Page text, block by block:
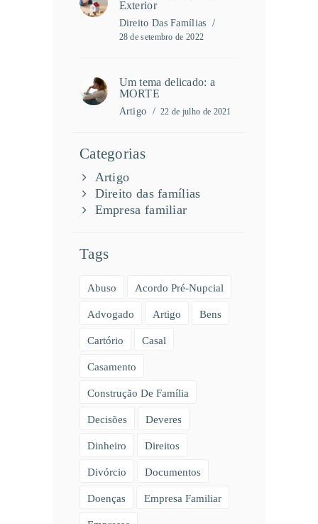
Exterior
Direito Das Famílias
28 de setembro de 2022
Um tema delicado: a
MORTE
Artigo 22 de julho de 2021
Categorias
Artigo
Direito das famílias
Empresa familiar
Tags
Abuso Acordo Pré-Nupcial
Advogado Artigo Bens
Cartório Casal
Casamento
Construção De Família
Decisões Deveres
Dinheiro Direitos
Divórcio Documentos
Doenças Empresa Familiar